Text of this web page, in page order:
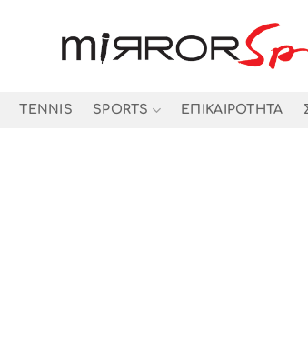
TENNIS SPORTS ΕΠΙΚΑΙΡΟΤΗΤΑ